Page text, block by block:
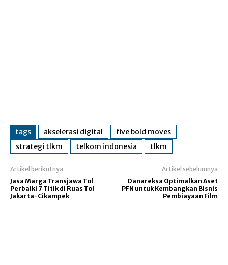
tags akselerasi digital
five bold moves
strategi tlkm
telkom indonesia tlkm
Artikel berikutnya
Jasa Marga Transjawa Tol
Perbaiki 7 Titik di Ruas Tol
Jakarta-Cikampek
Artikel sebelumnya
Danareksa Optimalkan Aset
PFN untuk Kembangkan Bisnis
Pembiayaan Film